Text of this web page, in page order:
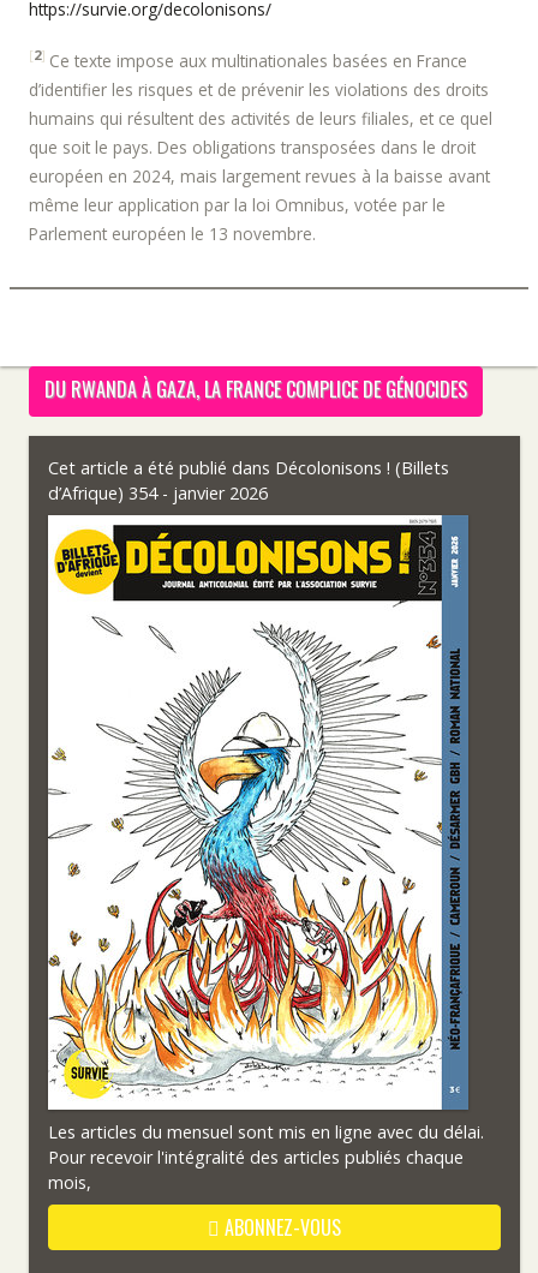
https://survie.org/decolonisons/
[2] Ce texte impose aux multinationales basées en France
d’identifier les risques et de prévenir les violations des droits
humains qui résultent des activités de leurs filiales, et ce quel
que soit le pays. Des obligations transposées dans le droit
européen en 2024, mais largement revues à la baisse avant
même leur application par la loi Omnibus, votée par le
Parlement européen le 13 novembre.
DU RWANDA À GAZA, LA FRANCE COMPLICE DE GÉNOCIDES
Cet article a été publié dans Décolonisons ! (Billets
d’Afrique) 354 - janvier 2026
Les articles du mensuel sont mis en ligne avec du délai.
Pour recevoir l'intégralité des articles publiés chaque
mois,
ABONNEZ-VOUS